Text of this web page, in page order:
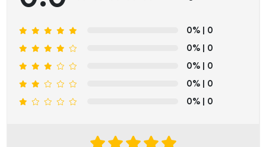
0% | 0
0% | 0
0% | 0
0% | 0
0% | 0